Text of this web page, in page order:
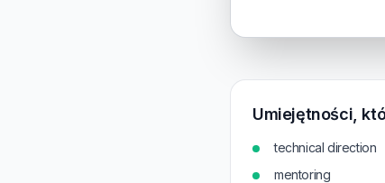
Umiejętności,
technical direction
mentoring